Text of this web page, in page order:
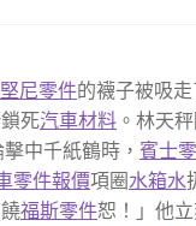
尼零件的襪子被吸
死汽車材料 。林天
中千紙鶴時，賓士
零件報價項圈水箱水
福斯零件恕！」他